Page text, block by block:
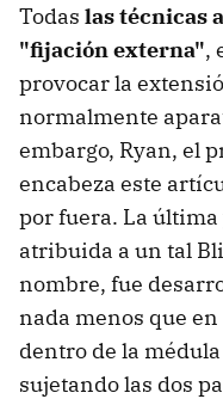
Todas las técnicas
"fijación externa",
provocar la
normalmente
embargo, Ryan, el
encabeza este
por fuera. La última
atribuida a un tal
nombre, fue
nada menos que
dentro de la
sujetando las dos